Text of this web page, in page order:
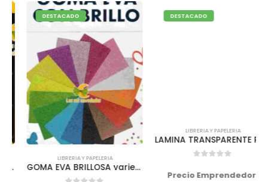
DESTACADO
LIBRERIA Y PAPELERIA
GOMA EVA BRILLOSA variedad de colores
DESTACADO
LIBRERIA Y PAPELERIA
LAMINA TRANSPARENTE PARA FORRAR 96*60 CMS
Precio Emprendedor: